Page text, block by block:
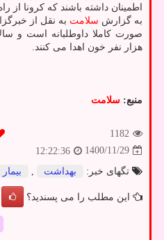
اطمینان داشته باشند که کرونا از
به گزارش سلامت به نقل از
هزار نفر خون اهدا می کنند.
منبع: سلامت
1182
1400/11/29
12:22:36
تگهای خبر:
بهداشت , بیمار
این مطلب را می پسندید؟